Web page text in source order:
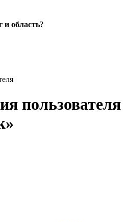
и область?
пользователя